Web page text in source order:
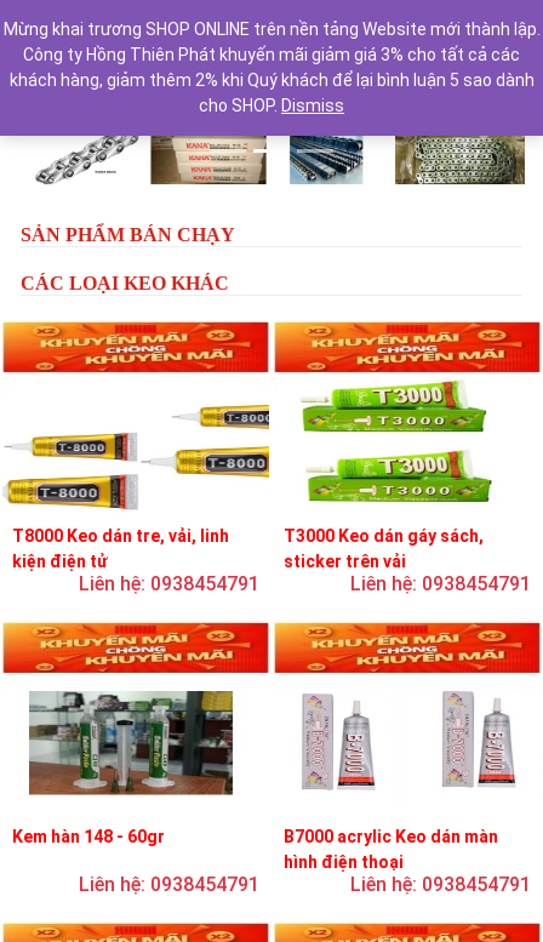
Previous Next
SẢN PHẨM BÁN CHẠY
CÁC LOẠI KEO KHÁC
T8000 Keo dán tre, vải, linh
kiện điện tử
Liên hệ: 0938454791
T3000 Keo dán gáy sách,
sticker trên vải
Liên hệ: 0938454791
Kem hàn 148 - 60gr
Liên hệ: 0938454791
B7000 acrylic Keo dán màn
hình điện thoại
Liên hệ: 0938454791
Mừng khai trương SHOP ONLINE trên nền tảng Website mới thành lập.
Công ty Hồng Thiên Phát khuyến mãi giảm giá 3% cho tất cả các
khách hàng, giảm thêm 2% khi Quý khách để lại bình luận 5 sao dành
cho SHOP. Dismiss